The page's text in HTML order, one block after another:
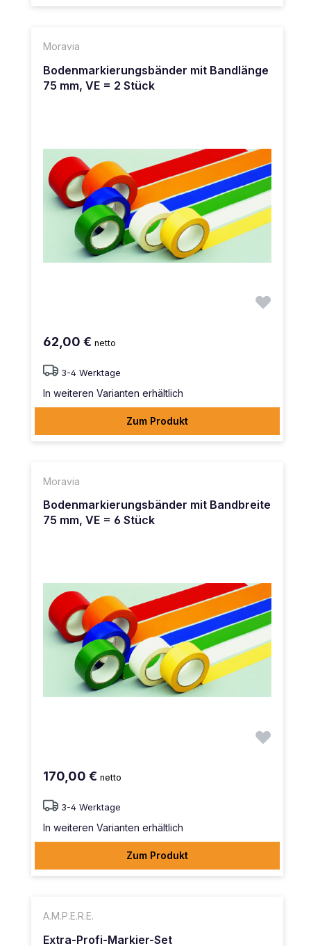
Moravia
Bodenmarkierungsbänder mit Bandlänge
75 mm, VE = 2 Stück
62,00 € netto
3-4 Werktage
In weiteren Varianten erhältlich
Zum Produkt
Moravia
Bodenmarkierungsbänder mit Bandbreite
75 mm, VE = 6 Stück
170,00 € netto
3-4 Werktage
In weiteren Varianten erhältlich
Zum Produkt
A.M.P.E.R.E.
Extra-Profi-Markier-Set